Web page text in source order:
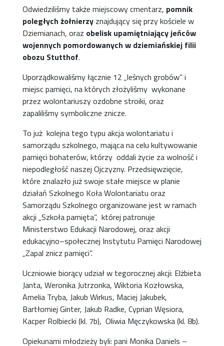
Odwiedziliśmy także miejscowy cmentarz, pomnik
poległych żołnierzy znajdujący się przy kościele w
Dziemianach, oraz obelisk upamiętniający jeńców
wojennych pomordowanych w dziemiańskiej filii
obozu Stutthof.
Uporządkowaliśmy łącznie 12 „leśnych grobów” i
miejsc pamięci, na których złożyliśmy wykonane
przez wolontariuszy ozdobne stroiki, oraz
zapaliliśmy symboliczne znicze.
To już kolejna tego typu akcja wolontariatu i
samorządu szkolnego, mająca na celu kultywowanie
pamięci bohaterów, którzy oddali życie za wolność i
niepodległość naszej Ojczyzny. Przedsięwzięcie,
które znalazło już swoje stałe miejsce w planie
działań Szkolnego Koła Wolontariatu oraz
Samorządu Szkolnego organizowane jest w ramach
akcji „Szkoła pamięta”, której patronuje
Ministerstwo Edukacji Narodowej, oraz akcji
edukacyjno–społecznej Instytutu Pamięci Narodowej
„Zapal znicz pamięci”.
Uczniowie biorący udział w tegorocznej akcji: Elżbieta
Janta, Weronika Jutrzonka, Wiktoria Kozłowska,
Amelia Tryba, Jakub Wirkus, Maciej Jakubek,
Bartłomiej Ginter, Jakub Radke, Cyprian Węsiora,
Kacper Rolbiecki (kl. 7b), Oliwia Męczykowska (kl. 8b).
Opiekunami młodzieży byli: pani Monika Daniels –